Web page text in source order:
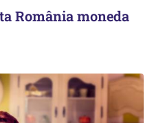
România moneda